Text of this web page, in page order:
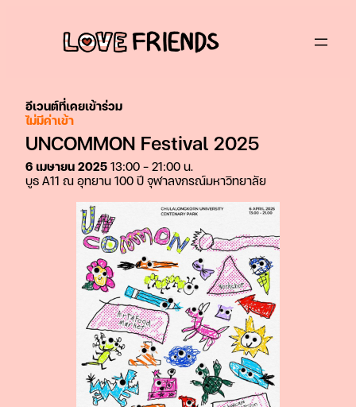
อีเวนต์ที่เคยเข้าร่วม
ไม่มีค่าเข้า
UNCOMMON Festival 2025
6 เมษายน 2025 13:00 – 21:00 น.
บูธ A11 ณ อุทยาน 100 ปี จุฬาลงกรณ์มหาวิทยาลัย